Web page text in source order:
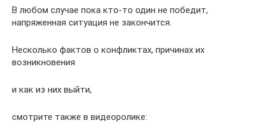
В любом случае пока кто-то один не победит,
напряженная ситуация не закончится.
Несколько фактов о конфликтах, причинах их
возникновения
и как из них выйти,
смотрите также в видеоролике: